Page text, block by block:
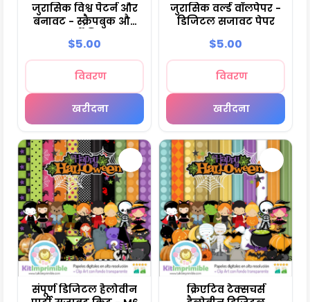
जुरासिक विश्व पैटर्न और
बनावट - स्क्रैपबुक और
$5.00
विवरण
खरीदना
जुरासिक वर्ल्ड वॉलपेपर -
डिजिटल सजावट पेपर
$5.00
विवरण
खरीदना
संपूर्ण डिजिटल हैलोवीन
क्रिएटिव टेक्सचर्स